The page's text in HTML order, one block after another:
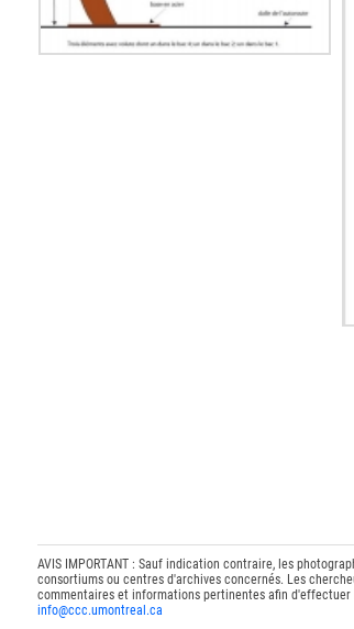
AVIS IMPORTANT : Sauf indication contraire, les
consortiums ou centres d'archives concernés. Les
commentaires et informations pertinentes afin
info@ccc.umontreal.ca